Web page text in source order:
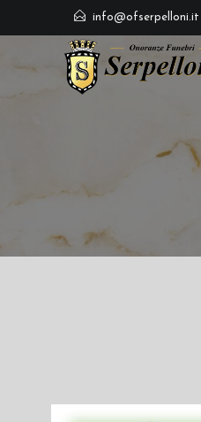
info@ofserpelloni.it